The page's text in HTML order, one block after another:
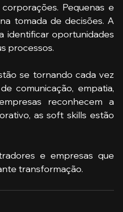
Pequenas e
tomada de decisões. A
identificar oportunidades
processos.
se tornando cada vez
comunicação, empatia,
reconhecem a
as soft skills estão
e empresas que
transformação.